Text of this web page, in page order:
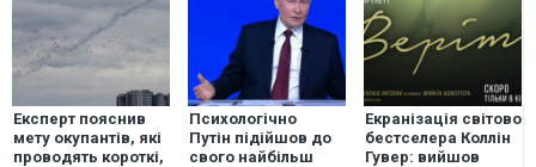
Експерт пояснив
мету окупантів, які
проводять короткі,
Психологічно
Путін підійшов до
свого найбільш
Екранізація
бестселера Коллін
Гувер: вийшов